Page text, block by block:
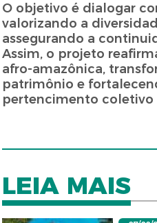
O objetivo é dialogar
valorizando a
assegurando a
Assim, o projeto
afro-amazônica,
patrimônio e
pertencimento coletivo
LEIA MAIS